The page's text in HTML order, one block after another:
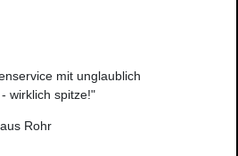
mit unglaublich
wirklich spitze!"
Rohr